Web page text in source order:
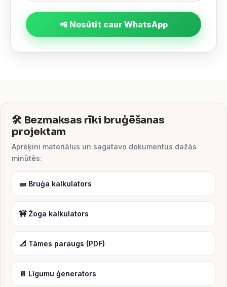
📲 Nosūtīt caur WhatsApp
🛠️ Bezmaksas rīki bruģēšanas
projektam
Aprēķini materiālus un sagatavo dokumentus dažās
minūtēs:
🧱 Bruģa kalkulators
🚧 Žoga kalkulators
📐 Tāmes paraugs (PDF)
📄 Līgumu ģenerators